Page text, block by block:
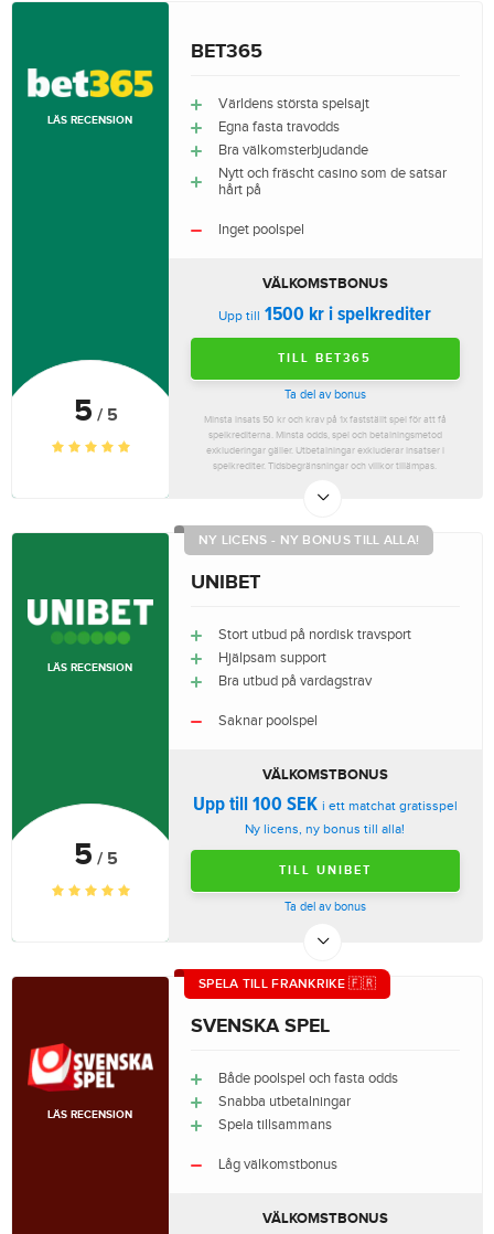
5 / 5
LÄS RECENSION
BET365
Världens största spelsajt
Egna fasta travodds
Bra välkomsterbjudande
Nytt och fräscht casino som de satsar
hårt på
Inget poolspel
VÄLKOMSTBONUS
Upp till 1500 kr i spelkrediter
TILL BET365
Ta del av bonus
Minsta insats 50 kr och krav på 1x fastställt spel för att få
spelkrediterna. Minsta odds, spel och betalningsmetod
exkluderingar gäller. Utbetalningar exkluderar insatser i
spelkrediter. Tidsbegränsningar och villkor tillämpas.
5 / 5
LÄS RECENSION
UNIBET
NY LICENS - NY BONUS TILL ALLA!
Stort utbud på nordisk travsport
Hjälpsam support
Bra utbud på vardagstrav
Saknar poolspel
VÄLKOMSTBONUS
Upp till 100 SEK i ett matchat gratisspel
Ny licens, ny bonus till alla!
TILL UNIBET
Ta del av bonus
LÄS RECENSION
SVENSKA SPEL
SPELA TILL FRANKRIKE 🇫🇷
Både poolspel och fasta odds
Snabba utbetalningar
Spela tillsammans
Låg välkomstbonus
VÄLKOMSTBONUS